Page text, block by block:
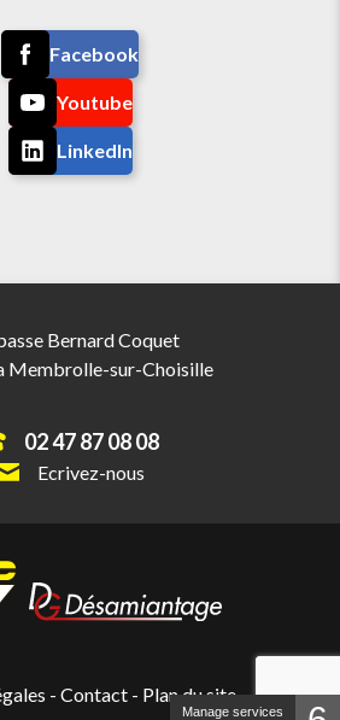
Facebook
Youtube
LinkedIn
Bernard Coquet
Membrolle-sur-Choisille
02 47 87 08 08
Ecrivez-nous
- Contact - Plan du site
Manage services